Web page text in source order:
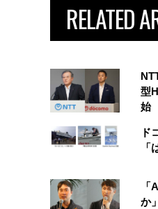
RELATED
型
始
ド
か